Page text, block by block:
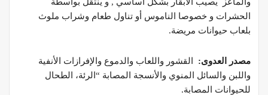
الحشرات و خصوصا الناموس أو تناول طعام وشراب ملوث
بلعاب حيوانات مريضة.
مصدر العدوى:
القشور واللعاب والدموع والإفرازات الأنفية
واللبن والسائل المنوي والأنسجة المصابة “الرئة، الطحال
للحيوانات المصابة.